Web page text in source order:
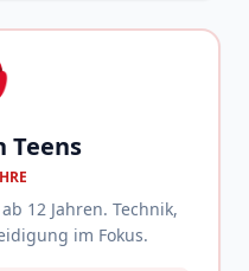
Teens
12 Jahren. Technik,
im Fokus.